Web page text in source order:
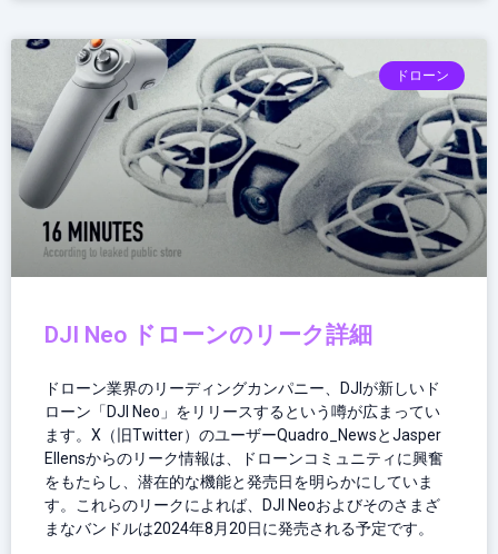
ドローン
DJI Neo ドローンのリーク詳細
ドローン業界のリーディングカンパニー、DJIが新しいド
ローン「DJI Neo」をリリースするという噂が広まってい
ます。X（旧Twitter）のユーザーQuadro_NewsとJasper
Ellensからのリーク情報は、ドローンコミュニティに興奮
をもたらし、潜在的な機能と発売日を明らかにしていま
す。これらのリークによれば、DJI Neoおよびそのさまざ
まなバンドルは2024年8月20日に発売される予定です。